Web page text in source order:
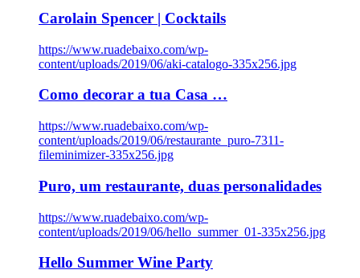
Carolain Spencer | Cocktails
https://www.ruadebaixo.com/wp-
content/uploads/2019/06/aki-catalogo-335x256.jpg
Como decorar a tua Casa …
https://www.ruadebaixo.com/wp-
content/uploads/2019/06/restaurante_puro-7311-
fileminimizer-335x256.jpg
Puro, um restaurante, duas personalidades
https://www.ruadebaixo.com/wp-
content/uploads/2019/06/hello_summer_01-335x256.jpg
Hello Summer Wine Party